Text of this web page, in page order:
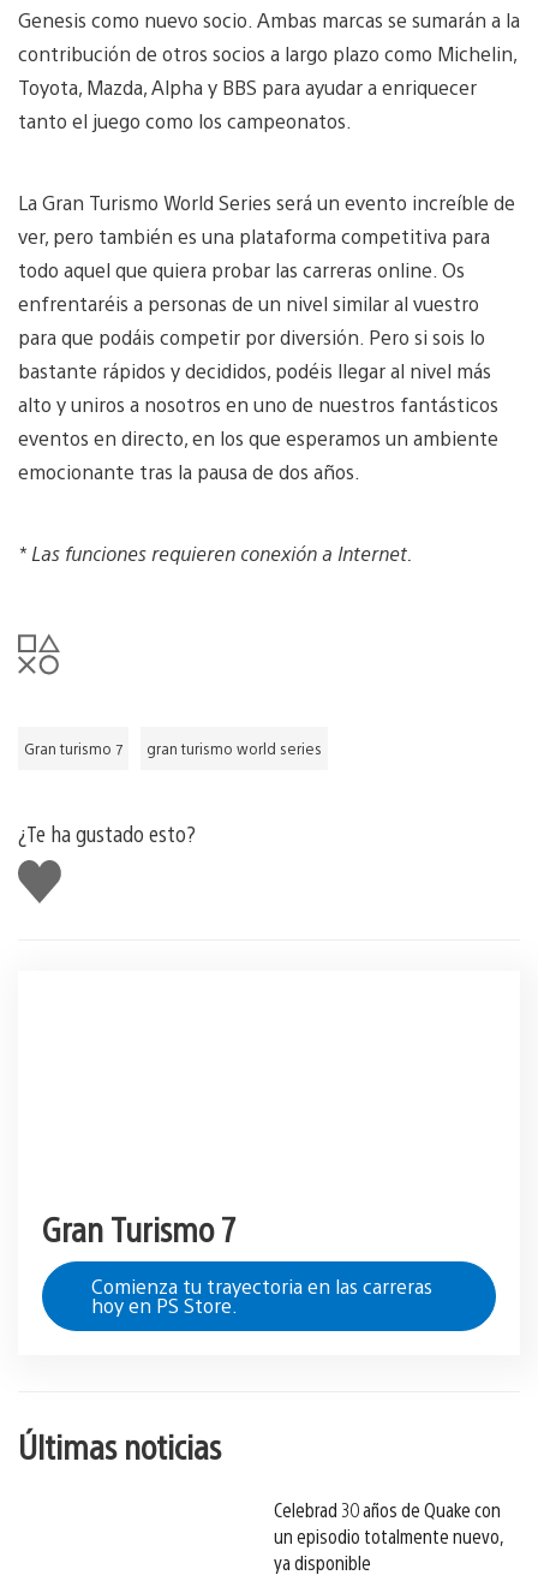
Genesis como nuevo socio. Ambas marcas se sumarán a la
contribución de otros socios a largo plazo como Michelin,
Toyota, Mazda, Alpha y BBS para ayudar a enriquecer
tanto el juego como los campeonatos.
La Gran Turismo World Series será un evento increíble de
ver, pero también es una plataforma competitiva para
todo aquel que quiera probar las carreras online. Os
enfrentaréis a personas de un nivel similar al vuestro
para que podáis competir por diversión. Pero si sois lo
bastante rápidos y decididos, podéis llegar al nivel más
alto y uniros a nosotros en uno de nuestros fantásticos
eventos en directo, en los que esperamos un ambiente
emocionante tras la pausa de dos años.
* Las funciones requieren conexión a Internet.
Gran turismo 7 gran turismo world series
¿Te ha gustado esto?
Me
gusta
esto
Gran Turismo 7
Comienza tu trayectoria en las carreras
hoy en PS Store.
Últimas noticias
Celebrad 30 años de Quake con
un episodio totalmente nuevo,
ya disponible